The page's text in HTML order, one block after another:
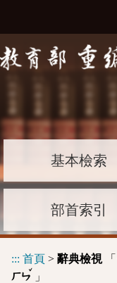
基本檢索
部首索引
::: 首頁 > 辭典檢視「
ㄏㄣ
ˇ
」